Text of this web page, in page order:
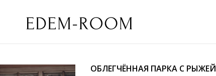
ОБЛЕГЧЁННАЯ ПАРКА С